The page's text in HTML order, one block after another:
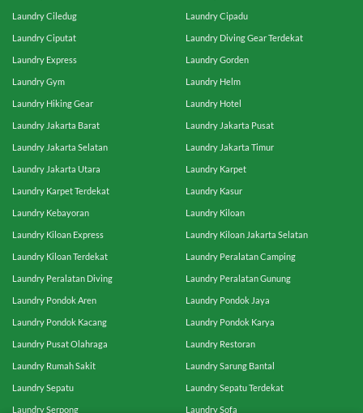
Laundry Ciledug Laundry Cipadu
Laundry Ciputat Laundry Diving Gear Terdekat
Laundry Express Laundry Gorden
Laundry Gym Laundry Helm
Laundry Hiking Gear Laundry Hotel
Laundry Jakarta Barat Laundry Jakarta Pusat
Laundry Jakarta Selatan Laundry Jakarta Timur
Laundry Jakarta Utara Laundry Karpet
Laundry Karpet Terdekat Laundry Kasur
Laundry Kebayoran Laundry Kiloan
Laundry Kiloan Express Laundry Kiloan Jakarta Selatan
Laundry Kiloan Terdekat Laundry Peralatan Camping
Laundry Peralatan Diving Laundry Peralatan Gunung
Laundry Pondok Aren Laundry Pondok Jaya
Laundry Pondok Kacang Laundry Pondok Karya
Laundry Pusat Olahraga Laundry Restoran
Laundry Rumah Sakit Laundry Sarung Bantal
Laundry Sepatu Laundry Sepatu Terdekat
Laundry Serpong Laundry Sofa